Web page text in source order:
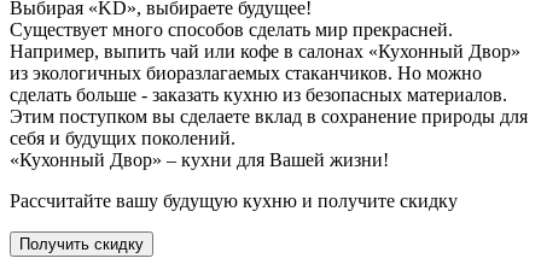
Выбирая «KD», выбираете будущее!
Существует много способов сделать мир прекрасней.
Например, выпить чай или кофе в салонах «Кухонный Двор»
из экологичных биоразлагаемых стаканчиков. Но можно
сделать больше - заказать кухню из безопасных материалов.
Этим поступком вы сделаете вклад в сохранение природы для
себя и будущих поколений.
«Кухонный Двор» – кухни для Вашей жизни!
Рассчитайте вашу будущую кухню и получите скидку
Получить скидку